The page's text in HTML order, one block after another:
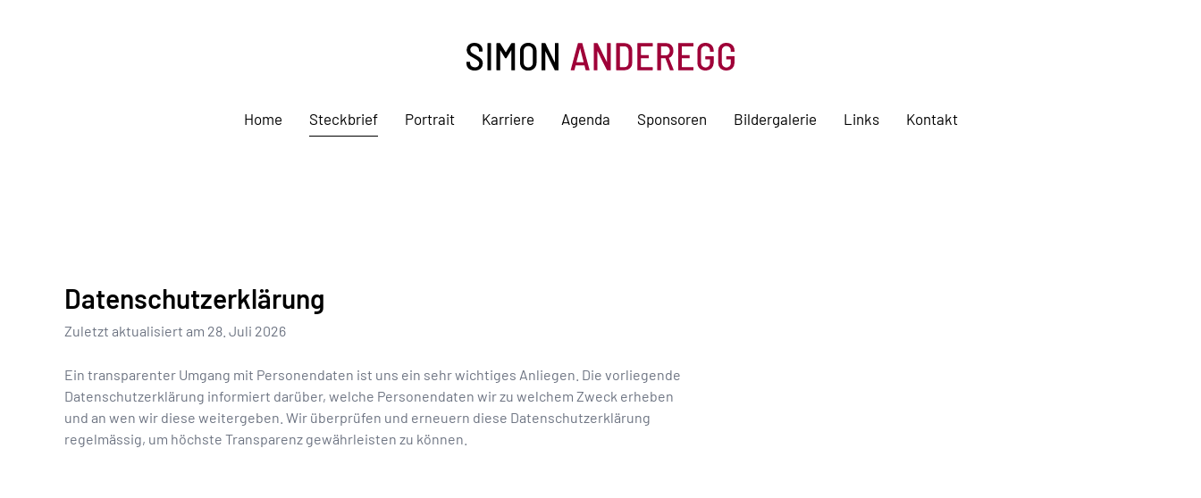
Home Steckbrief Portrait Karriere Agenda Sponsoren Bildergalerie Links Kontakt
Datenschutzerklärung
Zuletzt aktualisiert am 28. Juli 2026
Ein transparenter Umgang mit Personendaten ist uns ein sehr wichtiges Anliegen. Die vorliegende
Datenschutzerklärung informiert darüber, welche Personendaten wir zu welchem Zweck erheben
und an wen wir diese weitergeben. Wir überprüfen und erneuern diese Datenschutzerklärung
regelmässig, um höchste Transparenz gewährleisten zu können.